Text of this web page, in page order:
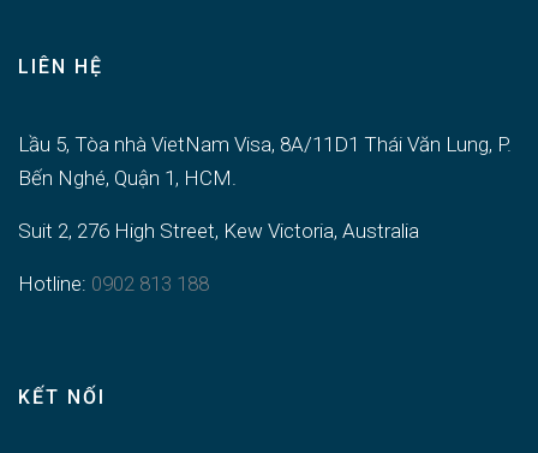
LIÊN HỆ
Lầu 5, Tòa nhà VietNam Visa, 8A/11D1 Thái Văn Lung, P.
Bến Nghé, Quận 1, HCM.
Suit 2, 276 High Street, Kew Victoria, Australia
Hotline: 0902 813 188
KẾT NỐI